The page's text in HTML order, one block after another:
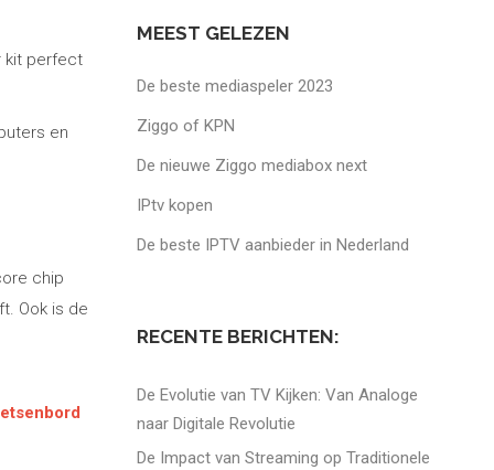
kit perfect
en
chip
Ook is de
MEEST GELEZEN
De beste mediaspeler 2023
Ziggo of KPN
De nieuwe Ziggo mediabox next
IPtv kopen
De beste IPTV aanbieder in Nederland
RECENTE BERICHTEN:
De Evolutie van TV Kijken: Van Analoge
naar Digitale Revolutie
De Impact van Streaming op Traditionele